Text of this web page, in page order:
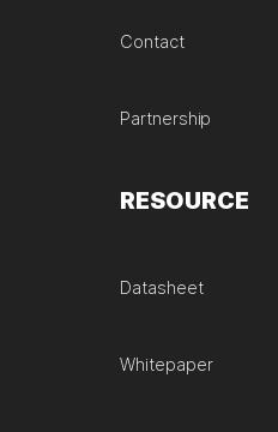
Contact
Partnership
RESOURCE
Datasheet
Whitepaper